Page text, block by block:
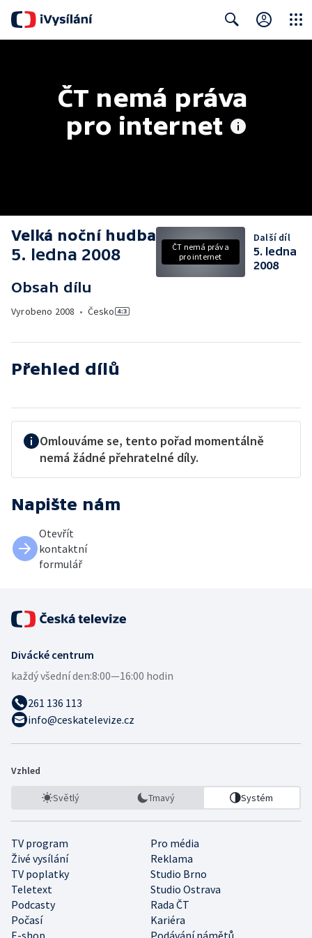
ČT nemá práva
pro internet
Velká noční hudba
5. ledna 2008
Obsah dílu
Vyrobeno 2008 • Česko
ČT nemá práva
pro internet
Další díl
5. ledna
2008
Přehled dílů
Omlouváme se, tento pořad momentálně
nemá žádné přehratelné díly.
Napište nám
Otevřít
kontaktní
formulář
Divácké centrum
každý všední den:8:00—16:00 hodin
261 136 113
info@ceskatelevize.cz
Vzhled
Světlý Tmavý Systém
TV program
Pro média
Živé vysílání
Reklama
TV poplatky
Studio Brno
Teletext
Studio Ostrava
Podcasty
Rada ČT
Počasí
Kariéra
E-shop
Podávání námětů